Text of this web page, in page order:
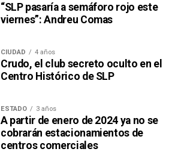
“SLP pasaría a semáforo rojo este
viernes”: Andreu Comas
CIUDAD 4 años
Crudo, el club secreto oculto en el
Centro Histórico de SLP
ESTADO 3 años
A partir de enero de 2024 ya no se
cobrarán estacionamientos de
centros comerciales